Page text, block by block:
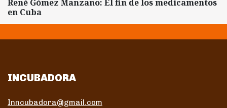
René Gómez Manzano: El fin de los medicamentos
en Cuba
INCUBADORA
Inncubadora@gmail.com